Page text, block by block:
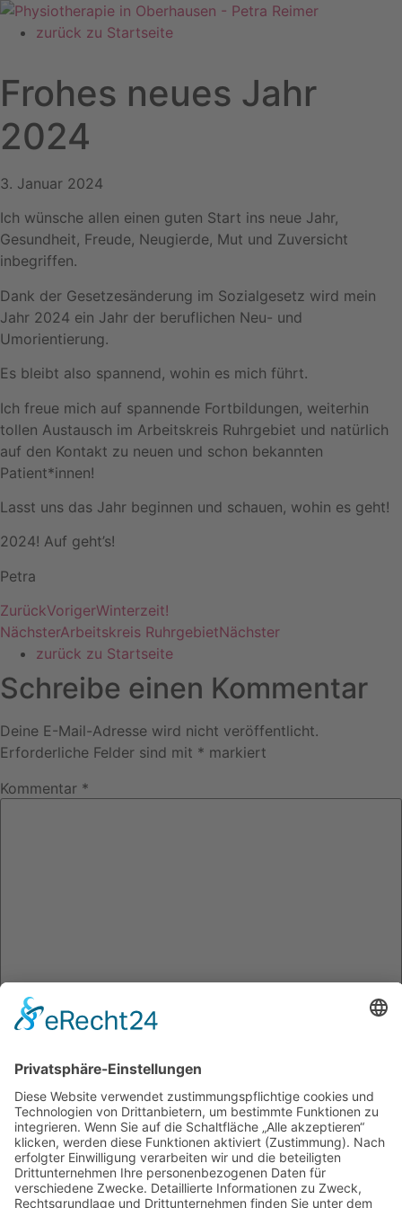
Zum
Inhalt zurück zu Startseite
Frohes neues Jahr
2024
3. Januar 2024
Ich wünsche allen einen guten Start ins neue Jahr,
Gesundheit, Freude, Neugierde, Mut und Zuversicht
inbegriffen.
Dank der Gesetzesänderung im Sozialgesetz wird mein
Jahr 2024 ein Jahr der beruflichen Neu- und
Umorientierung.
Es bleibt also spannend, wohin es mich führt.
Ich freue mich auf spannende Fortbildungen, weiterhin
tollen Austausch im Arbeitskreis Ruhrgebiet und natürlich
auf den Kontakt zu neuen und schon bekannten
Patient*innen!
Lasst uns das Jahr beginnen und schauen, wohin es geht!
2024! Auf geht’s!
Petra
ZurückVorigerWinterzeit!
NächsterArbeitskreis RuhrgebietNächster
zurück zu Startseite
Schreibe einen Kommentar
Deine E-Mail-Adresse wird nicht veröffentlicht.
Erforderliche Felder sind mit * markiert
Kommentar *
Name*
E-Mail-Adresse
Website